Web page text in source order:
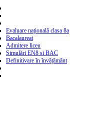
Evaluare națională clasa 8a
Bacalaureat
Admitere liceu
Simulări EN8 si BAC
Definitivare în învățământ